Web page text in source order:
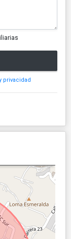
privacidad